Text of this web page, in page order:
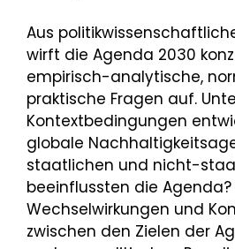
Aus
wirft die Agenda 2030
empirisch-analytische,
praktische Fragen auf.
Kontextbedingungen
globale
staatlichen und nicht-
beeinflussten die
Wechselwirkungen und
zwischen den Zielen der